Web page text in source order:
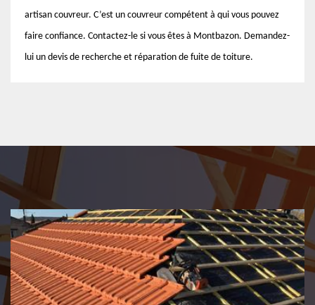
artisan couvreur. C’est un couvreur compétent à qui vous pouvez
faire confiance. Contactez-le si vous êtes à Montbazon. Demandez-
lui un devis de recherche et réparation de fuite de toiture.